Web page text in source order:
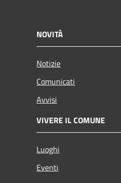
NOVITÀ
Notizie
Comunicati
Avvisi
VIVERE IL COMUNE
Luoghi
Eventi